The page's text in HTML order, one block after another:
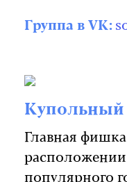
Группа в VK:
Купольный
Главная фишка
популярного